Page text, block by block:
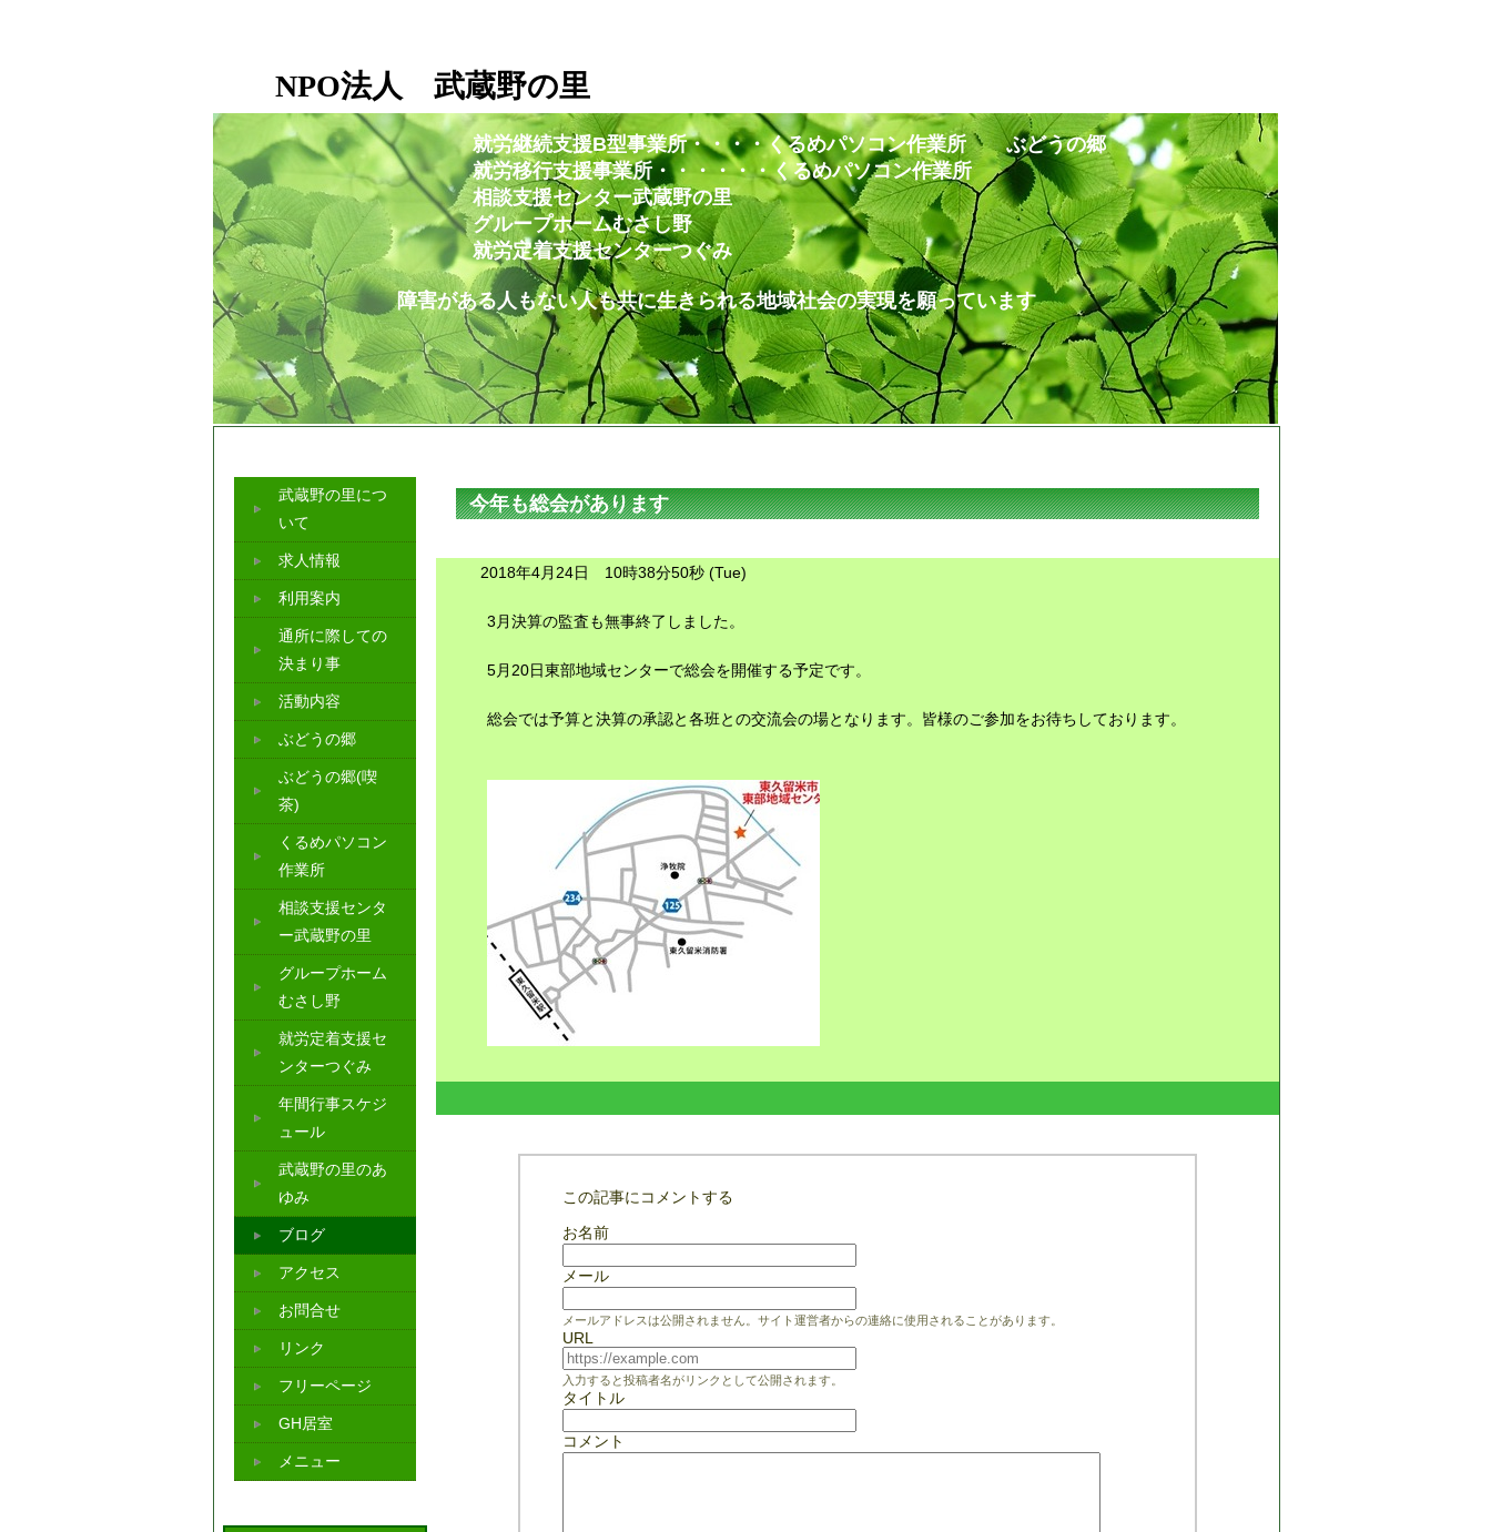
NPO法人 武蔵野の里
就労継続支援B型事業所・・・・くるめパソコン作業所 ぶどうの郷
就労移行支援事業所・・・・・・くるめパソコン作業所
相談支援センター武蔵野の里
グループホームむさし野
就労定着支援センターつぐみ
障害がある人もない人も共に生きられる地域社会の実現を願っています
今年も総会があります
2018年4月24日 10時38分50秒 (Tue)
3月決算の監査も無事終了しました。
5月20日東部地域センターで総会を開催する予定です。
総会では予算と決算の承認と各班との交流会の場となります。皆様のご参加をお待ちしております。
この記事にコメントする
お名前
メール
メールアドレスは公開されません。サイト運営者からの連絡に使用されることがあります。
URL
入力すると投稿者名がリンクとして公開されます。
タイトル
コメント
武蔵野の里につ
いて
求人情報
利用案内
通所に際しての
決まり事
活動内容
ぶどうの郷
ぶどうの郷(喫
茶)
くるめパソコン
作業所
相談支援センタ
ー武蔵野の里
グループホーム
むさし野
就労定着支援セ
ンターつぐみ
年間行事スケジ
ュール
武蔵野の里のあ
ゆみ
ブログ
アクセス
お問合せ
リンク
フリーページ
GH居室
メニュー